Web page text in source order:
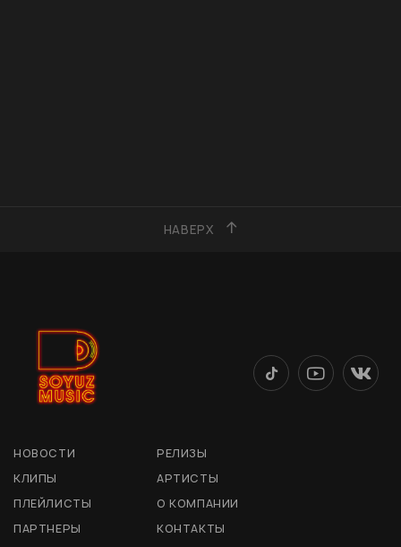
НАВЕРХ
НОВОСТИ
РЕЛИЗЫ
КЛИПЫ
АРТИСТЫ
ПЛЕЙЛИСТЫ
О КОМПАНИИ
ПАРТНЕРЫ
КОНТАКТЫ